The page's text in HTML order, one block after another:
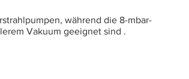
während die 8-mbar-
Vakuum geeignet sind .